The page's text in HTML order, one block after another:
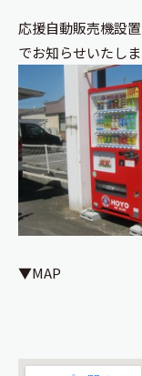
応援自動販売機設
でお知らせいたし
▼MAP